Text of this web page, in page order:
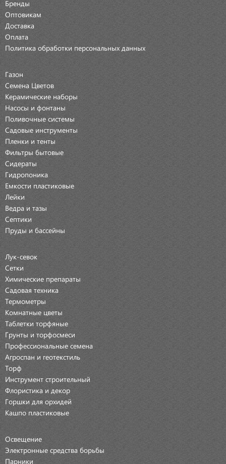
Бренды
Оптовикам
Доставка
Оплата
Политика обработки персональных данных
Газон
Семена Цветов
Керамические наборы
Насосы и фонтаны
Поливочные системы
Садовые инструменты
Пленки и тенты
Фильтры бытовые
Сидераты
Гидропоника
Емкости пластиковые
Лейки
Ведра и тазы
Септики
Пруды и бассейны
Лук-севок
Сетки
Химические препараты
Садовая техника
Термометры
Комнатные цветы
Таблетки торфяные
Грунты и торфосмеси
Профессиональные семена
Агроспан и геотекстиль
Торф
Инструмент строительный
Флористика и декор
Горшки для орхидей
Кашпо пластиковые
Освещение
Электронные средства борьбы
Парники